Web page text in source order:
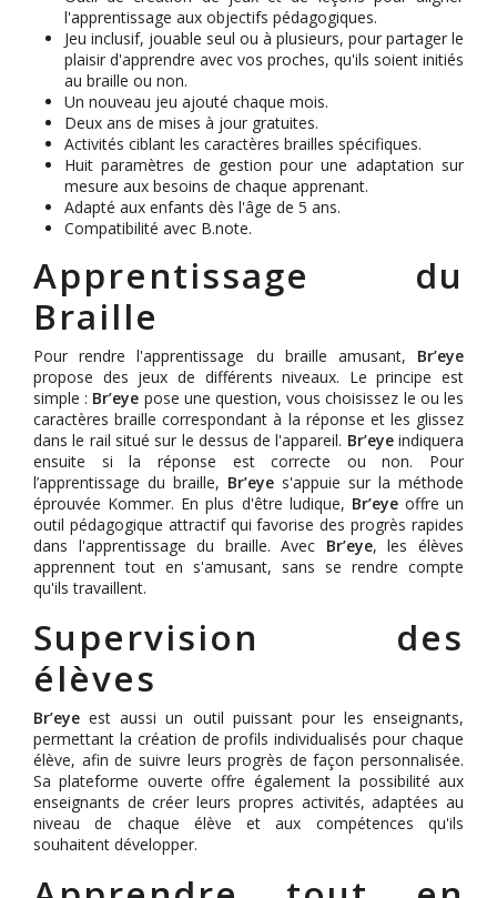
l'apprentissage aux objectifs pédagogiques.
Jeu inclusif, jouable seul ou à plusieurs, pour partager le
plaisir d'apprendre avec vos proches, qu'ils soient initiés
au braille ou non.
Un nouveau jeu ajouté chaque mois.
Deux ans de mises à jour gratuites.
Activités ciblant les caractères brailles spécifiques.
Huit paramètres de gestion pour une adaptation sur
mesure aux besoins de chaque apprenant.
Adapté aux enfants dès l'âge de 5 ans.
Compatibilité avec B.note.
Apprentissage du
Braille
Pour rendre l'apprentissage du braille amusant, Br’eye
propose des jeux de différents niveaux. Le principe est
simple : Br’eye pose une question, vous choisissez le ou les
caractères braille correspondant à la réponse et les glissez
dans le rail situé sur le dessus de l'appareil. Br’eyeindiquera
ensuite si la réponse est correcte ou non. Pour
l’apprentissage du braille, Br’eye s'appuie sur la méthode
éprouvée Kommer. En plus d'être ludique, Br’eyeoffre un
outil pédagogique attractif qui favorise des progrès rapides
dans l'apprentissage du braille. Avec Br’eye, les élèves
apprennent tout en s'amusant, sans se rendre compte
qu'ils travaillent.
Supervision des
élèves
Br’eye est aussi un outil puissant pour les enseignants,
permettant la création de profils individualisés pour chaque
élève, afin de suivre leurs progrès de façon personnalisée.
Sa plateforme ouverte offre également la possibilité aux
enseignants de créer leurs propres activités, adaptées au
niveau de chaque élève et aux compétences qu'ils
souhaitent développer.